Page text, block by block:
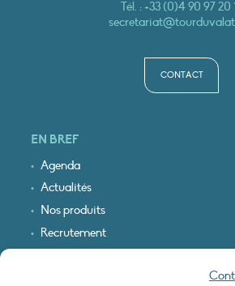
Tél. :+33 (0)4 90 97 20
CONTACT
EN BREF
Agenda
Actualités
Nos produits
Recrutement